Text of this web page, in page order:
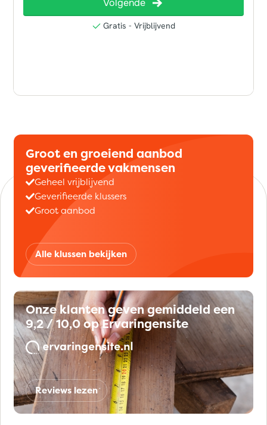
Groot en groeiend aanbod
geverifieerde vakmensen
Geheel vrijblijvend
Geverifieerde klussers
Groot aanbod
Alle klussen bekijken
Onze klanten geven gemiddeld een
9,2 / 10,0 op Ervaringensite
Reviews lezen